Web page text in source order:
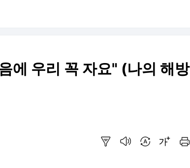
에 우리 꼭 자요" (나의 해방